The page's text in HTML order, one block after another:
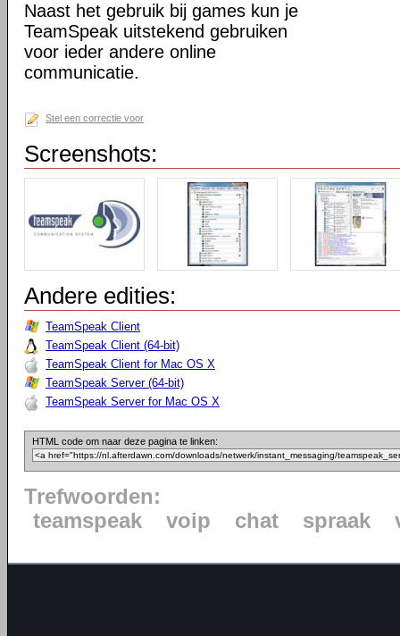
Naast het gebruik bij games kun je
TeamSpeak uitstekend gebruiken
voor ieder andere online
communicatie.
Stel een correctie voor
Screenshots:
Andere edities:
TeamSpeak Client
TeamSpeak Client (64-bit)
TeamSpeak Client for Mac OS X
TeamSpeak Server (64-bit)
TeamSpeak Server for Mac OS X
HTML code om naar deze pagina te linken:
Trefwoorden:
teamspeak
voip chat spraak